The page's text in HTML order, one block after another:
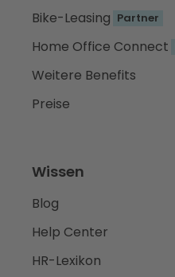
Bike-Leasing Partner
Home Office Connect
Weitere Benefits
Preise
Wissen
Blog
Help Center
HR-Lexikon